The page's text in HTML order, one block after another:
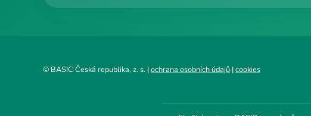
© BASIC Česká republika, z. s. |ochrana osobních údajů |cookies